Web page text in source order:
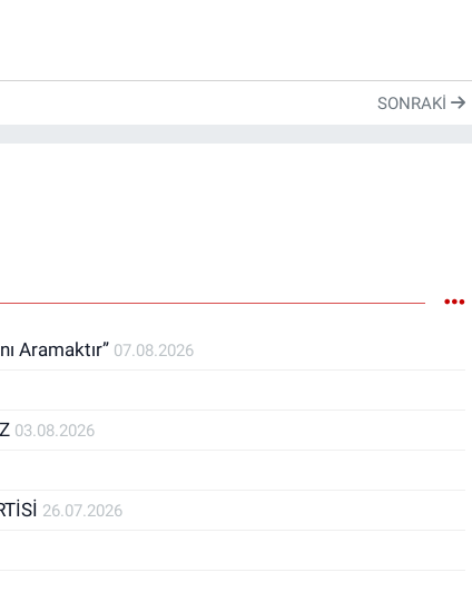
SONRAKI
Aramaktır” 07.08.2026
03.08.2026
26.07.2026